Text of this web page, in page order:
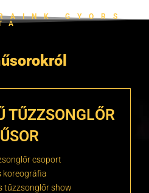
GYORS
TŰZZSONGLŐR
csoport
koreográfia
tűzzsonglőr show